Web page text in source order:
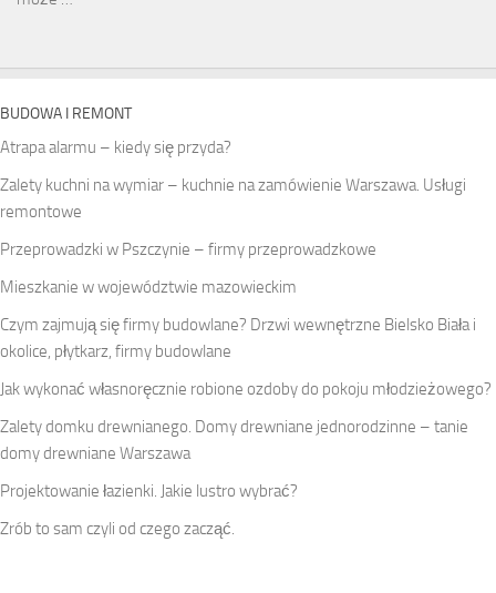
BUDOWA I REMONT
Atrapa alarmu – kiedy się przyda?
Zalety kuchni na wymiar – kuchnie na zamówienie Warszawa. Usługi
remontowe
Przeprowadzki w Pszczynie – firmy przeprowadzkowe
Mieszkanie w województwie mazowieckim
Czym zajmują się firmy budowlane? Drzwi wewnętrzne Bielsko Biała i
okolice, płytkarz, firmy budowlane
Jak wykonać własnoręcznie robione ozdoby do pokoju młodzieżowego?
Zalety domku drewnianego. Domy drewniane jednorodzinne – tanie
domy drewniane Warszawa
Projektowanie łazienki. Jakie lustro wybrać?
Zrób to sam czyli od czego zacząć.